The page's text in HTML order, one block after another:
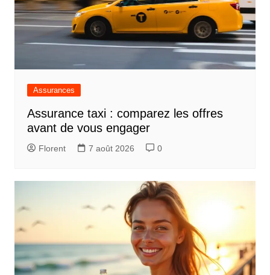
Assurances
Assurance taxi : comparez les offres
avant de vous engager
Florent 7 août 2026 0